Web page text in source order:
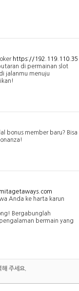
https://192.119.110.35
di permainan slot
jalanmu menuju
bonus member baru? Bisa
Anda ke harta karun
Bergabunglah
bermain yang
주세요.